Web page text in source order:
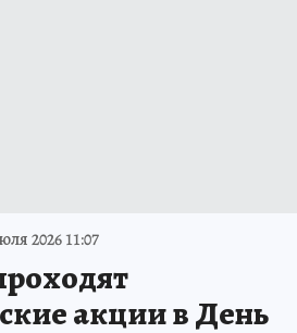
2026 11:07
акции в День